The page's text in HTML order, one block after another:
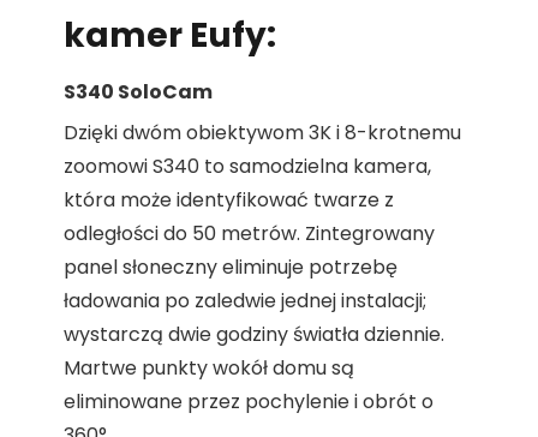
kamer Eufy:
S340 SoloCam
Dzięki dwóm obiektywom 3K i 8-krotnemu
zoomowi S340 to samodzielna kamera,
która może identyfikować twarze z
odległości do 50 metrów. Zintegrowany
panel słoneczny eliminuje potrzebę
ładowania po zaledwie jednej instalacji;
wystarczą dwie godziny światła dziennie.
Martwe punkty wokół domu są
eliminowane przez pochylenie i obrót o